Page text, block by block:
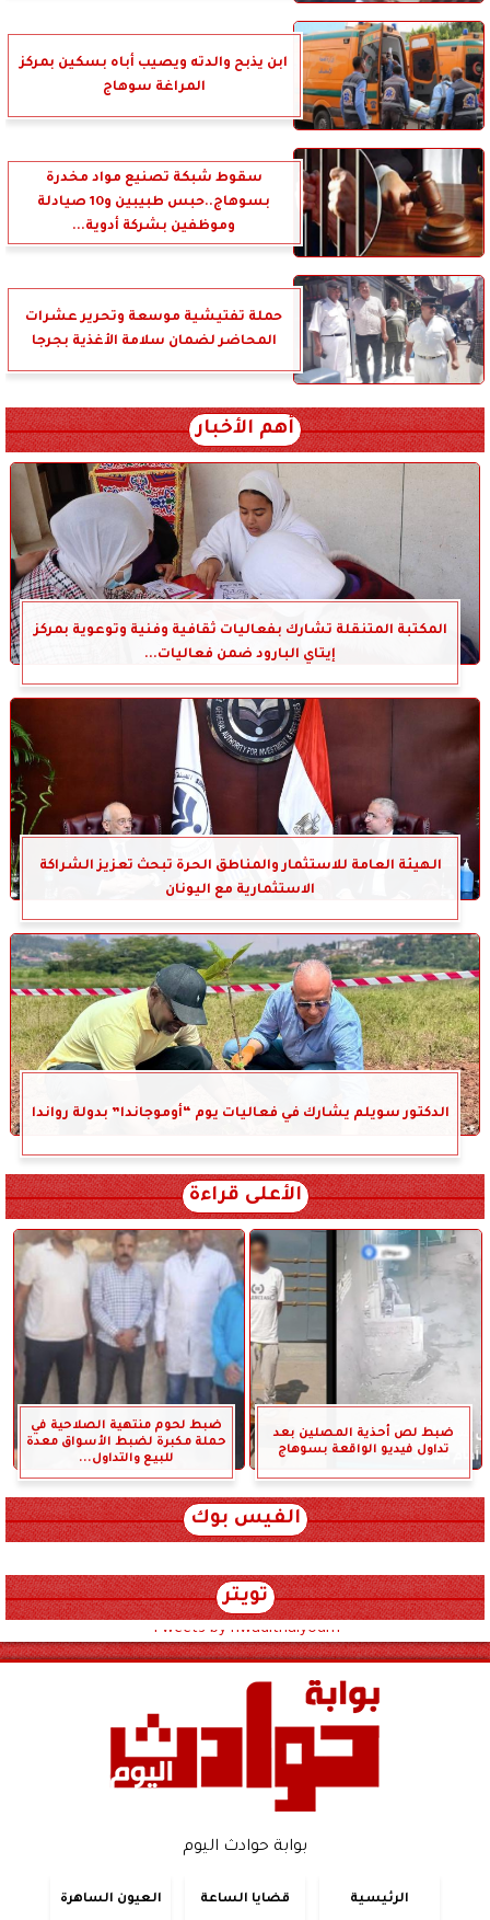
ابن يذبح والدته ويصيب أباه بسكين بمركز
المراغة سوهاج
سقوط شبكة تصنيع مواد مخدرة
بسوهاج..حبس طبيبين و10 صيادلة
وموظفين بشركة أدوية...
حملة تفتيشية موسعة وتحرير عشرات
المحاضر لضمان سلامة الأغذية بجرجا
أهم الأخبار
المكتبة المتنقلة تشارك بفعاليات ثقافية وفنية وتوعوية بمركز
إيتاي البارود ضمن فعاليات...
الهيئة العامة للاستثمار والمناطق الحرة تبحث تعزيز الشراكة
الاستثمارية مع اليونان
الدكتور سويلم يشارك في فعاليات يوم “أوموجاندا” بدولة رواندا
الأعلى قراءة
ضبط لص أحذية المصلين بعد
تداول فيديو الواقعة بسوهاج
ضبط لحوم منتهية الصلاحية في
حملة مكبرة لضبط الأسواق معدة
للبيع والتداول...
الفيس بوك
تويتر
Tweets by hwadithalyoum
بوابة حوادث اليوم
الرئيسية قضايا الساعة العيون الساهرة